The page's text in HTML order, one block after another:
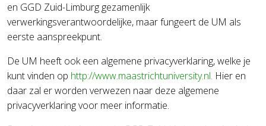
en GGD Zuid-Limburg gezamenlijk
verwerkingsverantwoordelijke, maar fungeert de UM als
eerste aanspreekpunt.
De UM heeft ook een algemene privacyverklaring, welke je
kunt vinden op http://www.maastrichtuniversity.nl. Hier en
daar zal er worden verwezen naar deze algemene
privacyverklaring voor meer informatie.